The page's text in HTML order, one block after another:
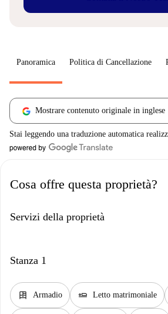
Panoramica Politica di Cancellazione
Mostrare contenuto originale in inglese
Stai leggendo una traduzione automatica
Cosa offre questa proprietà?
Servizi della proprietà
Stanza 1
dresser Armadio airline_seat_flat Letto matrimoniale